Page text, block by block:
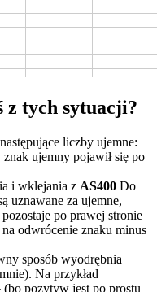
z tych sytuacji?
liczby ujemne:
ujemny pojawił się po
i wklejania z AS400 Do
uznawane za ujemne,
po prawej stronie
odwrócenie znaku minus
sposób wyodrębnia
Na przykład
(bo pozytyw jest po prostu